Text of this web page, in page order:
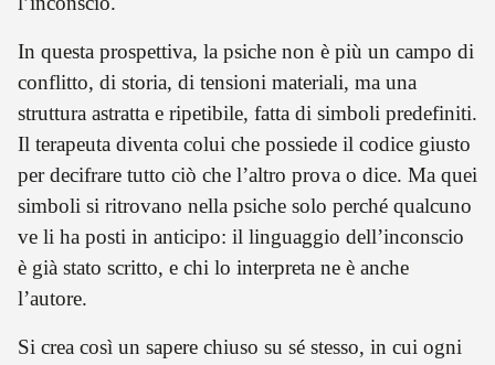
In questa prospettiva, la psiche non è più un campo di
conflitto, di storia, di tensioni materiali, ma una
struttura astratta e ripetibile, fatta di simboli predefiniti.
Il terapeuta diventa colui che possiede il codice giusto
per decifrare tutto ciò che l’altro prova o dice. Ma quei
simboli si ritrovano nella psiche solo perché qualcuno
ve li ha posti in anticipo: il linguaggio dell’inconscio
è già stato scritto, e chi lo interpreta ne è anche
l’autore.
Si crea così un sapere chiuso su sé stesso, in cui ogni